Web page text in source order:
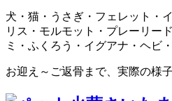
犬・猫・うさぎ・フェレット・
リス・モルモット・プレーリー
ミ・ふくろう・イグアナ・ヘビ
お迎え～ご返骨まで、実際の様子